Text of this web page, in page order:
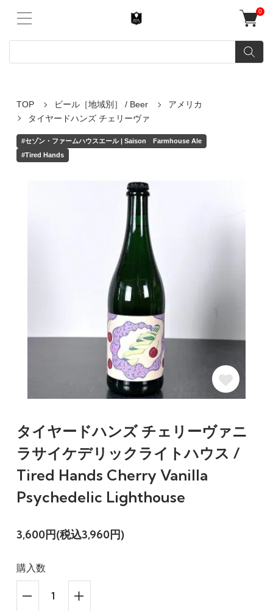
0
TOP ビール［地域別］ / Beer
アメリカ
タイヤードハンズ チェリーヴァ
#セゾン・ファームハウスエール | Saison Farmhouse Ale
#Tired Hands
タイヤードハンズ チェリーヴァニ
ラサイケデリックライトハウス /
Tired Hands Cherry Vanilla
Psychedelic Lighthouse
3,600円(税込3,960円)
購入数